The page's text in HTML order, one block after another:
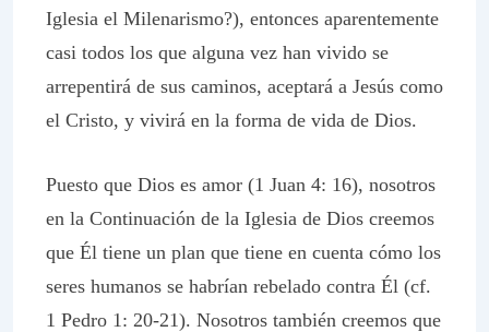
Iglesia el Milenarismo?), entonces aparentemente
casi todos los que alguna vez han vivido se
arrepentirá de sus caminos, aceptará a Jesús como
el Cristo, y vivirá en la forma de vida de Dios.
Puesto que Dios es amor (1 Juan 4: 16), nosotros
en la Continuación de la Iglesia de Dios creemos
que Él tiene un plan que tiene en cuenta cómo los
seres humanos se habrían rebelado contra Él (cf.
1 Pedro 1: 20-21). Nosotros también creemos que